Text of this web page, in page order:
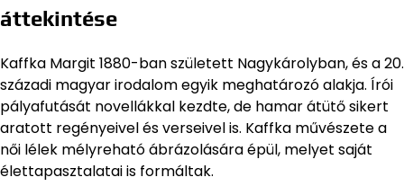
áttekintése
Kaffka Margit 1880-ban született Nagykárolyban, és a 20.
századi magyar irodalom egyik meghatározó alakja. Írói
pályafutását novellákkal kezdte, de hamar átütő sikert
aratott regényeivel és verseivel is. Kaffka művészete a
női lélek mélyreható ábrázolására épül, melyet saját
élettapasztalatai is formáltak.